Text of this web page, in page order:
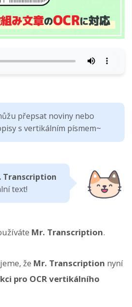
přepsat noviny nebo
s vertikálním písmem~
Transcription
text!
Mr. Transcription.
že Mr. Transcription nyní
pro OCR vertikálního